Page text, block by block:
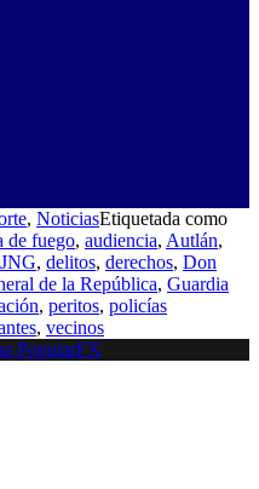
, NoticiasEtiquetada como
de fuego, audiencia, Autlán,
, delitos, derechos, Don
de la República, Guardia
, peritos, policías
, vecinos
PopularFX